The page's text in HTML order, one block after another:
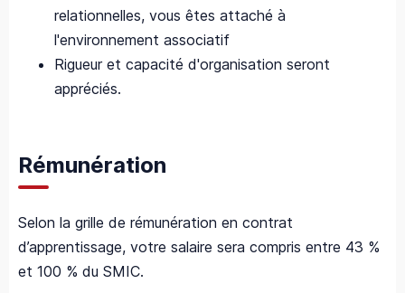
relationnelles, vous êtes attaché à
l'environnement associatif
Rigueur et capacité d'organisation seront
appréciés.
Rémunération
Selon la grille de rémunération en contrat
d’apprentissage, votre salaire sera compris entre 43 %
et 100 % du SMIC.